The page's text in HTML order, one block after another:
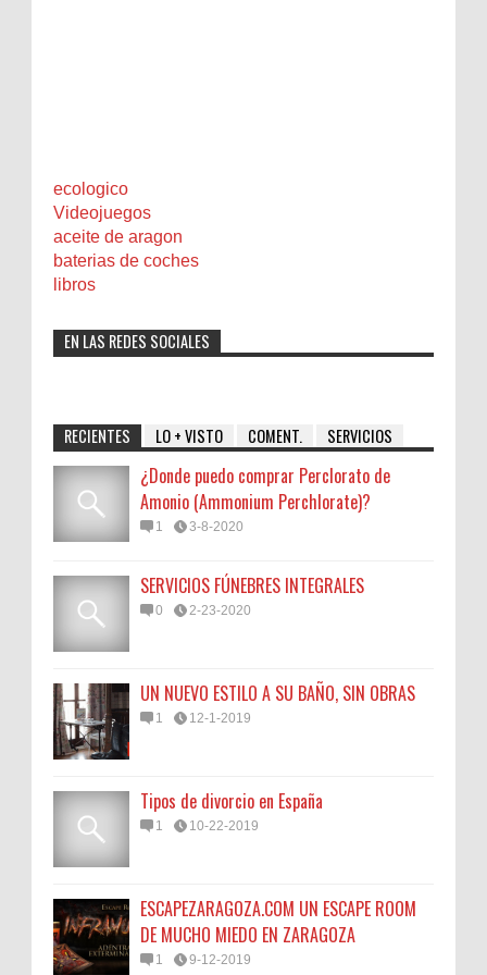
ecologico
Videojuegos
aceite de aragon
baterias de coches
libros
EN LAS REDES SOCIALES
RECIENTES LO + VISTO COMENT. SERVICIOS
¿Donde puedo comprar Perclorato de
Amonio (Ammonium Perchlorate)?
1 3-8-2020
SERVICIOS FÚNEBRES INTEGRALES
0 2-23-2020
UN NUEVO ESTILO A SU BAÑO, SIN OBRAS
1 12-1-2019
Tipos de divorcio en España
1 10-22-2019
ESCAPEZARAGOZA.COM UN ESCAPE ROOM
DE MUCHO MIEDO EN ZARAGOZA
1 9-12-2019